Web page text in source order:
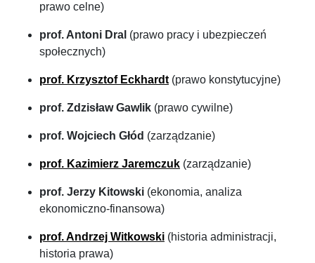
prawo celne)
prof. Antoni Dral (prawo pracy i ubezpieczeń
społecznych)
prof. Krzysztof Eckhardt (prawo konstytucyjne)
prof. Zdzisław Gawlik (prawo cywilne)
prof. Wojciech Głód (zarządzanie)
prof. Kazimierz Jaremczuk (zarządzanie)
prof. Jerzy Kitowski (ekonomia, analiza
ekonomiczno-finansowa)
prof. Andrzej Witkowski (historia administracji,
historia prawa)